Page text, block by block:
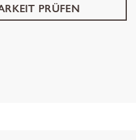
PRÜFEN